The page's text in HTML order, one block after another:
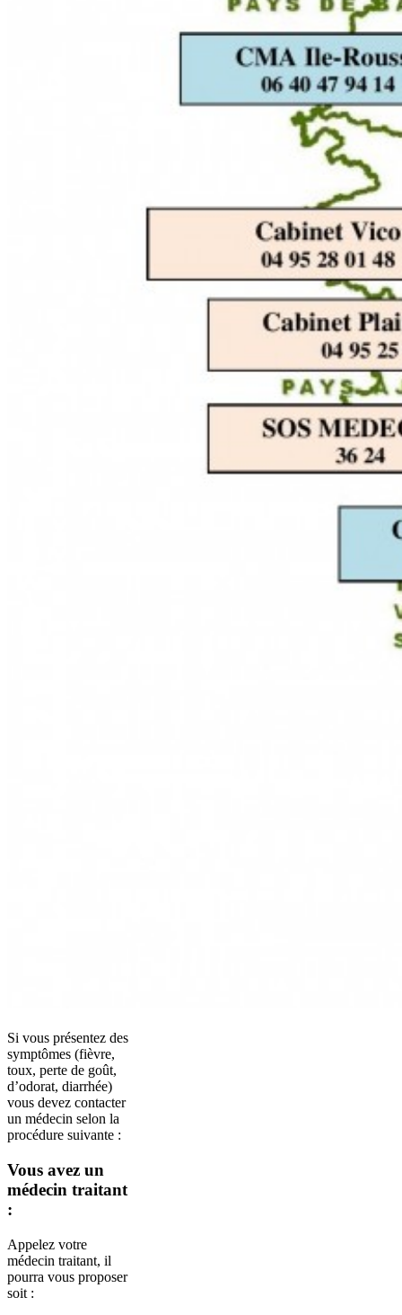
Si vous présentez des
symptômes (fièvre,
toux, perte de goût,
d’odorat, diarrhée)
vous devez contacter
un médecin selon la
procédure suivante :
Vous avez un
médecin traitant
:
Appelez votre
médecin traitant, il
pourra vous proposer
soit :